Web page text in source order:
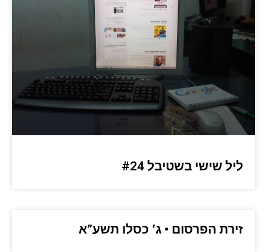
ליל שישי בשטיבל #24
זירת הפרסום • ג’ כסלו תשע”א